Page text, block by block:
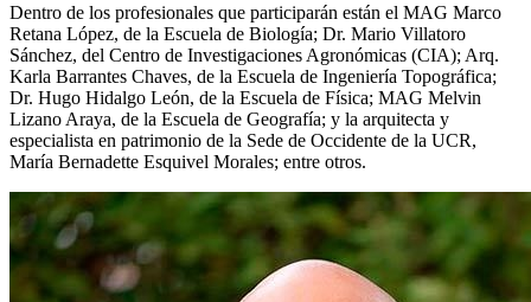
Dentro de los profesionales que participarán están el MAG Marco
Retana López, de la Escuela de Biología; Dr. Mario Villatoro
Sánchez, del Centro de Investigaciones Agronómicas (CIA); Arq.
Karla Barrantes Chaves, de la Escuela de Ingeniería Topográfica;
Dr. Hugo Hidalgo León, de la Escuela de Física; MAG Melvin
Lizano Araya, de la Escuela de Geografía; y la arquitecta y
especialista en patrimonio de la Sede de Occidente de la UCR,
María Bernadette Esquivel Morales; entre otros.